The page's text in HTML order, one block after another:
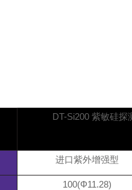
DT-Si200紫敏硅探
进口紫外增强型
100(Φ11.28)